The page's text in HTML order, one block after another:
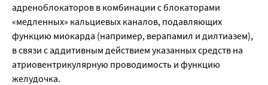
адреноблокаторов в комбинации с блокаторами
«медленных» кальциевых каналов, подавляющих
функцию миокарда (например, верапамил и дилтиазем),
в связи с аддитивным действием указанных средств на
атриовентрикулярную проводимость и функцию
желудочка.